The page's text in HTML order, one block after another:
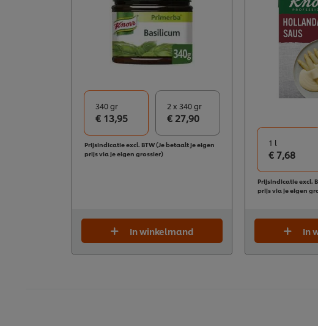
340 gr
€ 13,95
2 x 340 gr
€ 27,90
Prijsindicatie excl. BTW (Je betaalt je eigen
prijs via je eigen grossier)
In winkelmand
1 l
€ 7,68
Prijsindicatie excl.
prijs via je eigen
In